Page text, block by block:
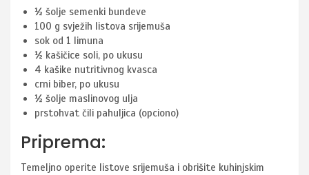
½ šolje semenki bundeve
100 g svježih listova srijemuša
sok od 1 limuna
½ kašičice soli, po ukusu
4 kašike nutritivnog kvasca
crni biber, po ukusu
½ šolje maslinovog ulja
prstohvat čili pahuljica (opciono)
Priprema:
Temeljno operite listove srijemuša i obrišite kuhinjskim